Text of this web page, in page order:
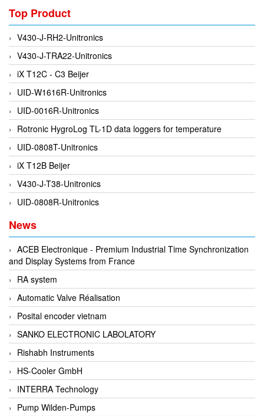
Danfoss
Datalogic Vietnam
Datexel
Debron VietNam
DEIF
Delmhorst VietNam
DELTA
Delta Ohm
Delta sensor
Delta-mobrey
DEMA Engineering/ Foam- IT
DESAX
DET-TRONICS
Deublin
Diakont
Dias Infrared
DINA Elektronik
Dinel
Di-Soric
Di-Soric
Dixon Valve
Doctor Led Vietnam
DOLD - Autho ANS
Top Product
V430-J-RH2-Unitronics
V430-J-TRA22-Unitronics
iX T12C - C3 Beijer
UID-W1616R-Unitronics
UID-0016R-Unitronics
Rotronic HygroLog TL-1D data loggers for temperature
UID-0808T-Unitronics
iX T12B Beijer
V430-J-T38-Unitronics
UID-0808R-Unitronics
News
ACEB Electronique - Premium Industrial Time Synchronization
and Display Systems from France
RA system
Automatic Valve Réalisation
Posital encoder vietnam
SANKO ELECTRONIC LABOLATORY
Rishabh Instruments
HS-Cooler GmbH
INTERRA Technology
Pump Wilden-Pumps